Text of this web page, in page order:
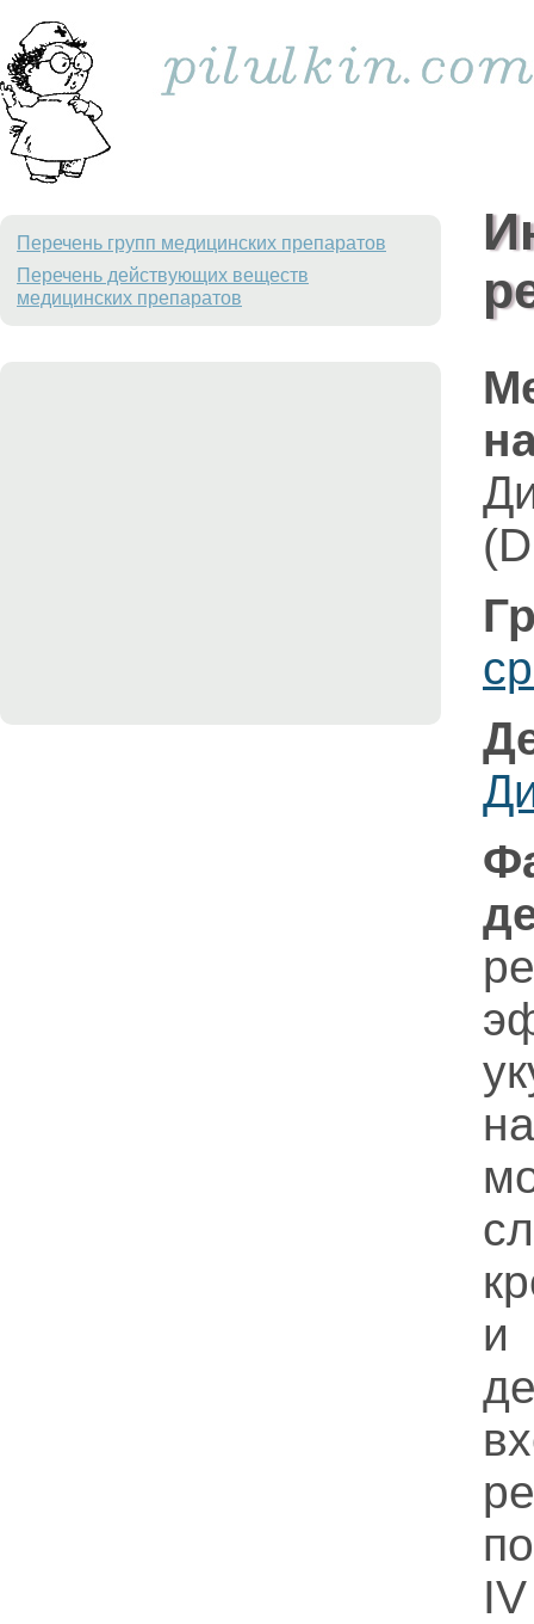
Перечень групп медицинских препаратов
Перечень действующих веществ
медицинских препаратов